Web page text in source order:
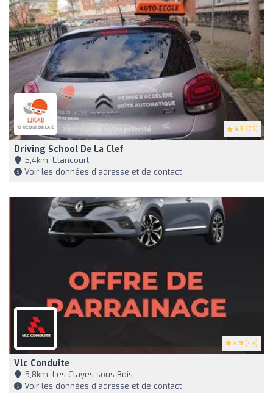
4.5 (79)
Driving School De La Clef
5,4km, Élancourt
Voir les données d'adresse et de contact
4.9 (49)
Vlc Conduite
5,8km, Les Clayes-sous-Bois
Voir les données d'adresse et de contact